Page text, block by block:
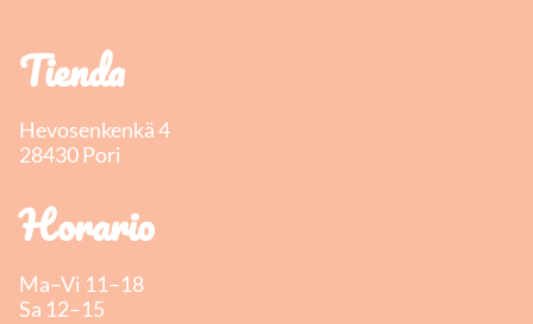
Tienda
Hevosenkenkä 4
28430 Pori
Horario
Ma–Vi 11–18
Sa 12–15